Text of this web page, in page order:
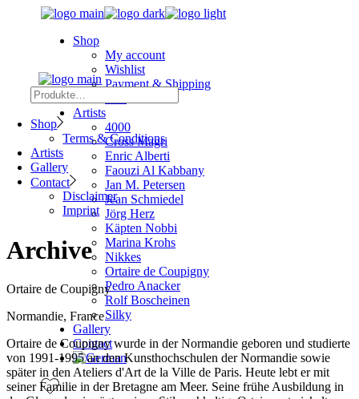
Shop
My account
Wishlist
Payment & Shipping
Artists
4000
Cross Magri
Enric Alberti
Faouzi Al Kabbany
Jan M. Petersen
Jean Schmiedel
Jörg Herz
Käpten Nobbi
Marina Krohs
Nikkes
Ortaire de Coupigny
Pedro Anacker
Rolf Boscheinen
Silky
Gallery
Contact
Search
Shop
Terms & Conditions
Artists
Gallery
Contact
Disclaimer
Imprint
Archive
Ortaire de Coupigny
Normandie, France
Ortaire de Coupigny wurde in der Normandie geboren und studierte
von 1991-1995 an den Kunsthochschulen der Normandie sowie
später in den Ateliers d'Art de la Ville de Paris. Heute lebt er mit
seiner Familie in der Bretagne am Meer. Seine frühe Ausbildung in